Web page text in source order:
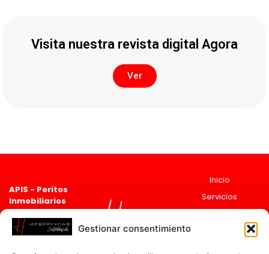
Gestionar consentimiento
Visita nuestra revista digital Agora
Ver
APIS - Peritos
Inmobiliarios
Asociado 2835
Registro de agentes
Inmobiliarios de
Inicio
Servicios